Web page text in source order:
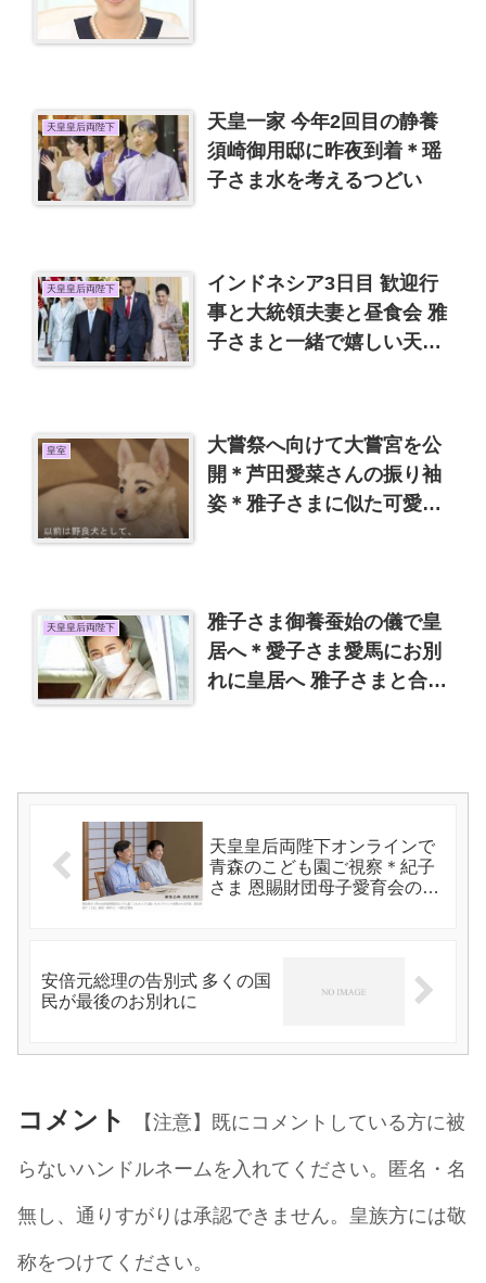
天皇皇后両陛下
天皇一家 今年2回目の静養
須崎御用邸に昨夜到着＊瑶
子さま水を考えるつどい
天皇皇后両陛下
インドネシア3日目 歓迎行
事と大統領夫妻と昼食会 雅
子さまと一緒で嬉しい天皇
皇室
大嘗祭へ向けて大嘗宮を公
開＊芦田愛菜さんの振り袖
姿＊雅子さまに似た可愛い
天皇皇后両陛下
雅子さま御養蚕始の儀で皇
居へ＊愛子さま愛馬にお別
れに皇居へ 雅子さまと合
天皇皇后両陛下オンラインで
青森のこども園ご視察＊紀子
さま 恩賜財団母子愛育会の第
安倍元総理の告別式 多くの国
民が最後のお別れに
コメント
【注意】既にコメントしている方に被
らないハンドルネームを入れてください。匿名・名
無し、通りすがりは承認できません。皇族方には敬
称をつけてください。